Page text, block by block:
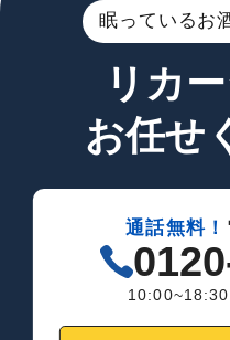
眠っているお
リカ
お任せ
通話無料！